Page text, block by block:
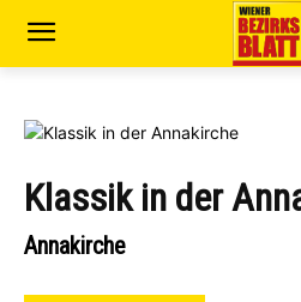
Klassik in der
Annakirche